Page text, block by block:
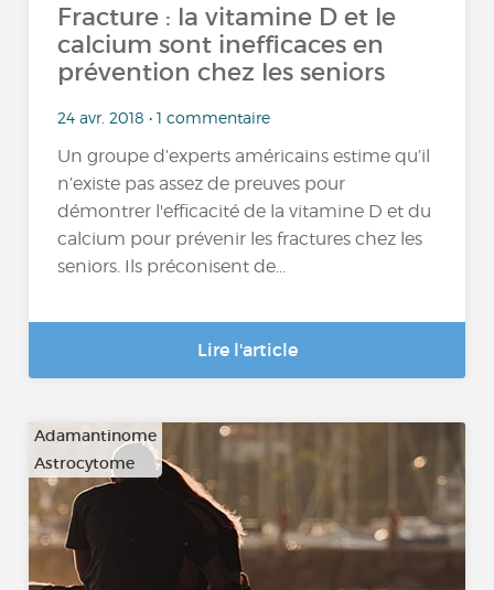
Fracture : la vitamine D et le
calcium sont inefficaces en
prévention chez les seniors
24 avr. 2018 • 1 commentaire
Un groupe d’experts américains estime qu’il
n’existe pas assez de preuves pour
démontrer l'efficacité de la vitamine D et du
calcium pour prévenir les fractures chez les
seniors. Ils préconisent de...
Lire l'article
Adamantinome
Astrocytome